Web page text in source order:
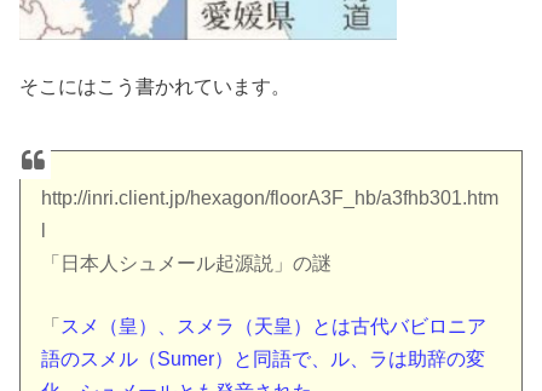
そこにはこう書かれています。
http://inri.client.jp/hexagon/floorA3F_hb/a3fhb301.htm
「日本人シュメール起源説」の謎
「 スメ（皇）、スメラ（天皇）とは古代バビロニア
語のスメル（Sumer）と同語で、ル、ラは助辞の変